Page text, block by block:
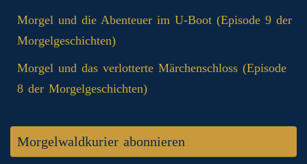
Morgel und die Abenteuer im U-Boot (Episode 9 der
Morgelgeschichten)
Morgel und das verlotterte Märchenschloss (Episode
8 der Morgelgeschichten)
Morgelwaldkurier abonnieren